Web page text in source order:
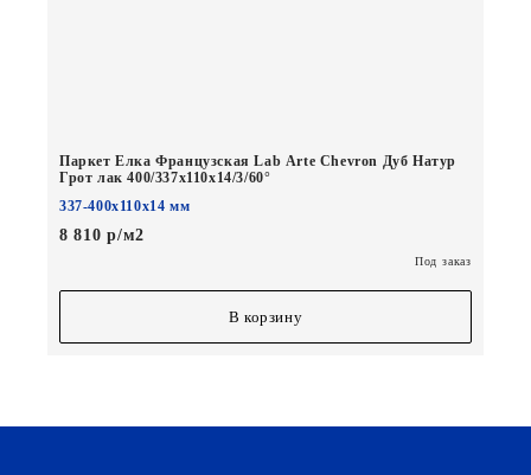
Паркет Елка Французская Lab Arte Chevron Дуб Натур
Грот лак 400/337х110х14/3/60°
337-400х110х14 мм
8 810 р/м2
Под заказ
В корзину